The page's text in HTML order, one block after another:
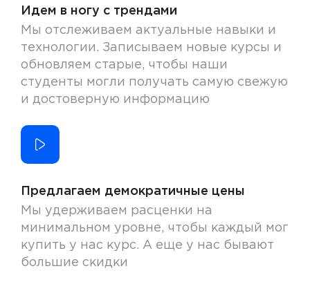
Идем в ногу с трендами
Мы отслеживаем актуальные навыки и
технологии. Записываем новые курсы и
обновляем старые, чтобы наши
студенты могли получать самую свежую
и достоверную информацию
Предлагаем демократичные цены
Мы удерживаем расценки на
минимальном уровне, чтобы каждый мог
купить у нас курс. А еще у нас бывают
большие скидки